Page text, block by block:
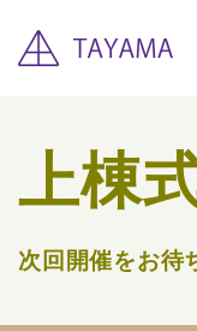
上棟
次回開催をお待